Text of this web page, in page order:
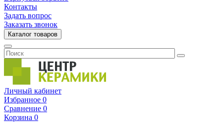
Контакты
Задать вопрос
Заказать звонок
Каталог товаров
Личный кабинет
Избранное 0
Сравнение 0
Корзина 0